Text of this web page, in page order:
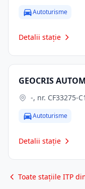
Autoturisme
Detalii stație
GEOCRIS
-, nr. CF33275-
Autoturisme
Detalii stație
Toate stațiile ITP